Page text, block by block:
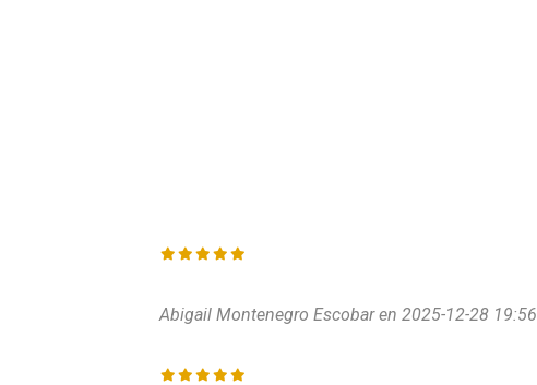
Abigail Montenegro Escobar en 2025-12-28 19:56